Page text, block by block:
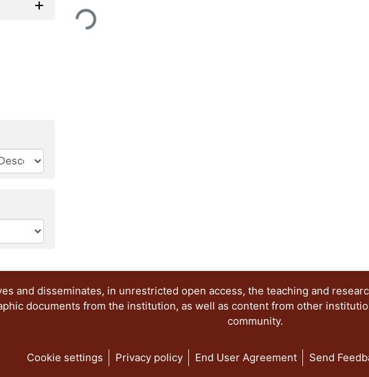
and disseminates, in unrestricted open access, the teaching and
documents from the institution, as well as content from other
community.
Cookie settings Privacy policy End User Agreement Send